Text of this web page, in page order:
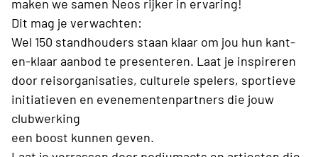
maken we samen Neos rijker in ervaring!
Dit mag je verwachten:
Wel 150 standhouders staan klaar om jou hun kant-
en-klaar aanbod te presenteren. Laat je inspireren
door reisorganisaties, culturele spelers, sportieve
initiatieven en evenementenpartners die jouw
clubwerking
een boost kunnen geven.